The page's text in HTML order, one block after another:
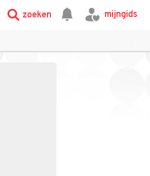
zoeken mijngids